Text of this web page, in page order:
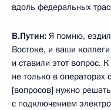
вдоль федеральных
В.Путин: Я помню,
Востоке, и ваши
и ставили этот вопрос.
не только в
[вопросов] нужно
с подключением